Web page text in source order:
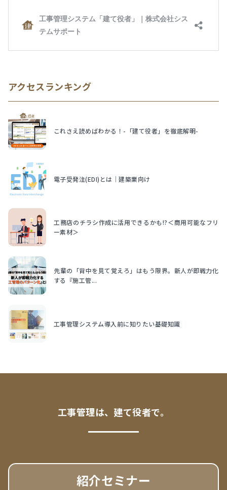
アクセスランキング
これさえ読めばわかる！-「建て役者」を徹底解明-
電子受発注(EDI)とは｜建築業向け
工務店のチラシ作成に活用できるかも!?＜商用可能なフリ
ー素材＞
先輩の「背中を見て覚えろ」はもう限界。新人が即戦力化
する『施工管...
工事管理システム導入前に知りたい基礎知識
工事管理は、建て役者で。
紹介セミナー